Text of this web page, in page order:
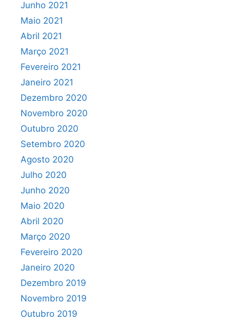
Junho 2021
Maio 2021
Abril 2021
Março 2021
Fevereiro 2021
Janeiro 2021
Dezembro 2020
Novembro 2020
Outubro 2020
Setembro 2020
Agosto 2020
Julho 2020
Junho 2020
Maio 2020
Abril 2020
Março 2020
Fevereiro 2020
Janeiro 2020
Dezembro 2019
Novembro 2019
Outubro 2019